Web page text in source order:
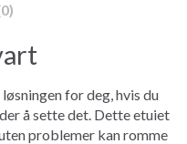
for deg, hvis du
å sette det. Dette etuiet
problemer kan romme